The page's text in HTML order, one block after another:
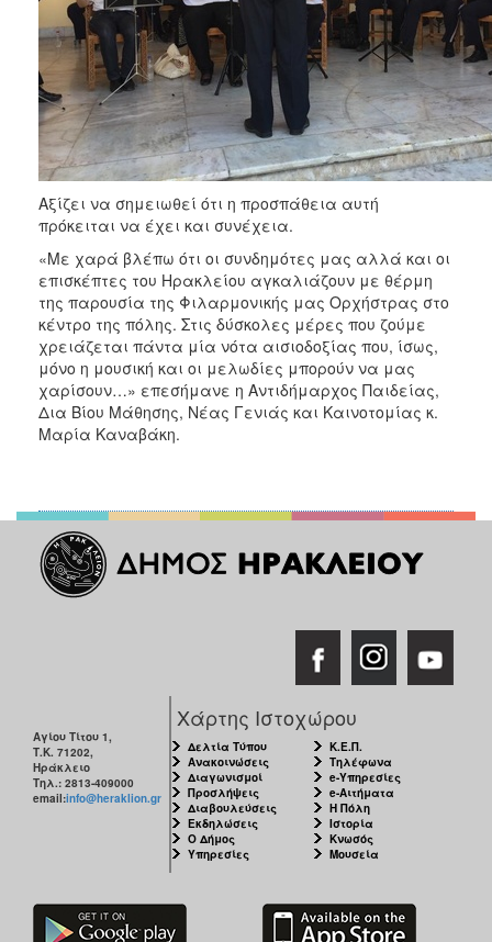
Αξίζει να σημειωθεί ότι η προσπάθεια αυτή
πρόκειται να έχει και συνέχεια.
«Με χαρά βλέπω ότι οι συνδημότες μας αλλά και οι
επισκέπτες του Ηρακλείου αγκαλιάζουν με θέρμη
της παρουσία της Φιλαρμονικής μας Ορχήστρας στο
κέντρο της πόλης. Στις δύσκολες μέρες που ζούμε
χρειάζεται πάντα μία νότα αισιοδοξίας που, ίσως,
μόνο η μουσική και οι μελωδίες μπορούν να μας
χαρίσουν…» επεσήμανε η Αντιδήμαρχος Παιδείας,
Δια Βίου Μάθησης, Νέας Γενιάς και Καινοτομίας κ.
Μαρία Καναβάκη.
Αγίου Τίτου 1,
Τ.Κ. 71202,
Ηράκλειο
Τηλ.: 2813-409000
email:info@heraklion.gr
Χάρτης Ιστοχώρου
Δελτία Τύπου
Ανακοινώσεις
Διαγωνισμοί
Προσλήψεις
Διαβουλεύσεις
Εκδηλώσεις
Ο Δήμος
Υπηρεσίες
Κ.Ε.Π.
Τηλέφωνα
e-Υπηρεσίες
e-Αιτήματα
Η Πόλη
Ιστορία
Κνωσός
Μουσεία